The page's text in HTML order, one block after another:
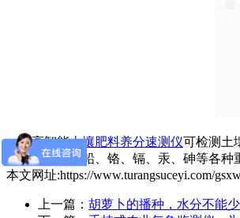
高智能土壤肥料养分速测仪可检测土
微量元素以及铅、铬、镉、汞、砷等各种
本文网址:https://www.turangsuceyi.com/
上一篇： 胡萝卜的播种，水分不能少